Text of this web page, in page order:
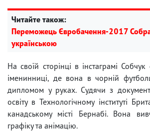
Читайте також:
Переможець Євробачення-2017
українською
На своїй сторінці в інстаграмі
іменинниці, де вона в чорній
дипломом у руках. Судячи з
освіту в Технологічному інституті
канадському місті Бернабі. Вона
графіку та анімацію.